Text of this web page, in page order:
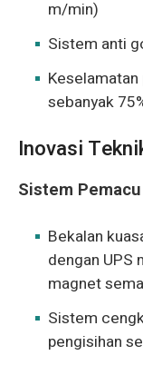
m/min)
Sistem anti
sebanyak
Inovasi
Sistem
Bekalan
dengan UPS
magnet
Sistem
pengisihan